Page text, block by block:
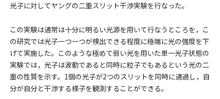
光子に対してヤングの二重スリット干渉実験を行なった。
この実験は通常は十分に明るい光源を用いて行なうところを，こ
の研究では光子一つ一つが検出できる程度に極端に光の強度を下
げて実施した。このような極めて弱い光を用いた単一光子状態の
実験では，光子は波動であると同時に粒子でもあるという光の二
重の性質を示す。1個の光子が2つのスリットを同時に通過し，自
分が自分と干渉する様子を観測することができる。